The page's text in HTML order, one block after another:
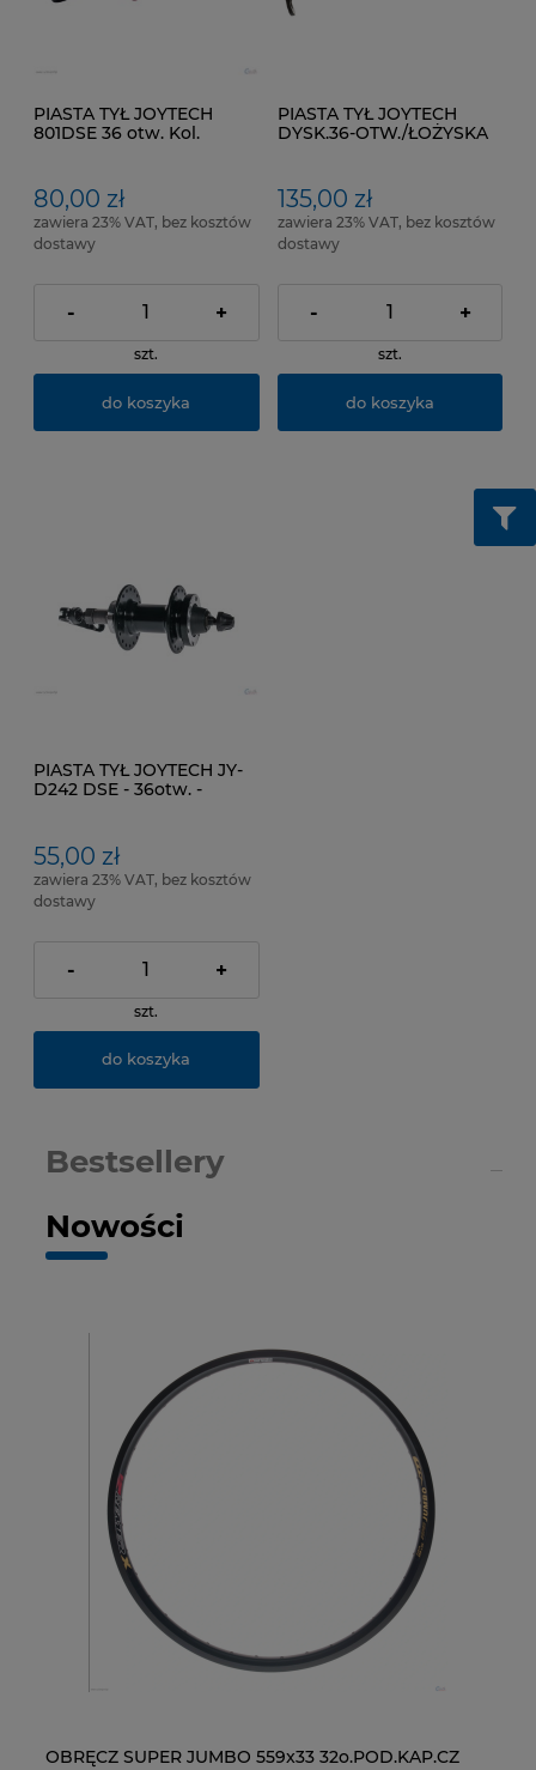
PIASTA TYŁ JOYTECH
801DSE 36 otw. Kol.
80,00 zł
zawiera 23% VAT, bez kosztów
dostawy
- +
szt.
do koszyka
PIASTA TYŁ JOYTECH
DYSK.36-OTW./ŁOŻYSKA
135,00 zł
zawiera 23% VAT, bez kosztów
dostawy
- +
szt.
do koszyka
PIASTA TYŁ JOYTECH JY-
D242 DSE - 36otw. -
rzędowego
55,00 zł
zawiera 23% VAT, bez kosztów
dostawy
- +
szt.
do koszyka
Nowości
Bestsellery
OBRĘCZ SUPER JUMBO 559x33 32o.POD.KAP.CZ
ŁAŃCUCH KMC X9-93- 116 ogniw / 9- rzędowy +